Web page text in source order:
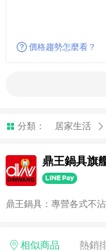
價格趨勢怎麼看？
分類： 居家生活
鼎王鍋具旗
鼎王鍋具：專營各式不
相似商品 熱銷